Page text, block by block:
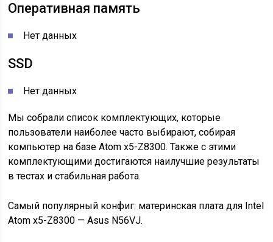
Оперативная память
Нет данных
SSD
Нет данных
Мы собрали список комплектующих, которые
пользователи наиболее часто выбирают, собирая
компьютер на базе Atom x5-Z8300. Также с этими
комплектующими достигаются наилучшие результаты
в тестах и стабильная работа.
Самый популярный конфиг: материнская плата для Intel
Atom x5-Z8300 — Asus N56VJ.